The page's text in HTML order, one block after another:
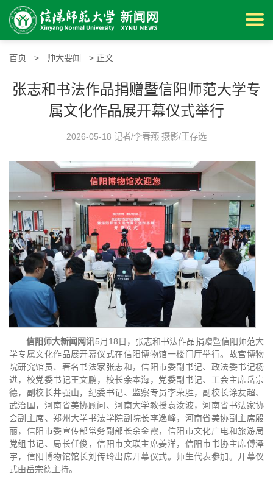
首页 > 师大要闻 > 正文
张志和书法作品捐赠暨信阳师范大学专
属文化作品展开幕仪式举行
2026-05-18 记者/李春燕 摄影/王存选
信阳师大新闻网讯5月18日，张志和书法作品捐赠暨信阳师范大
学专属文化作品展开幕仪式在信阳博物馆一楼门厅举行。故宫博物
院研究馆员、著名书法家张志和，信阳市委副书记、政法委书记杨
进，校党委书记王文鹏，校长余本海，党委副书记、工会主席岳宗
德，副校长井强山，纪委书记、监察专员李荣胜，副校长涂友超、
武治国，河南省美协顾问、河南大学教授袁汝波，河南省书法家协
会副主席、郑州大学书法学院副院长李逸峰，河南省美协副主席殷
丽，信阳市委宣传部常务副部长余金霞，信阳市文化广电和旅游局
党组书记、局长任俊，信阳市文联主席姜洋，信阳市书协主席傅泽
宇，信阳博物馆馆长刘传玲出席开幕仪式。师生代表参加。开幕仪
式由岳宗德主持。